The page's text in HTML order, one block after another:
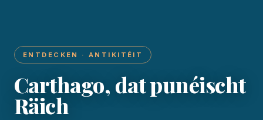
ENTDECKEN · ANTIKITÉIT
Carthago, dat punéischt
Räich